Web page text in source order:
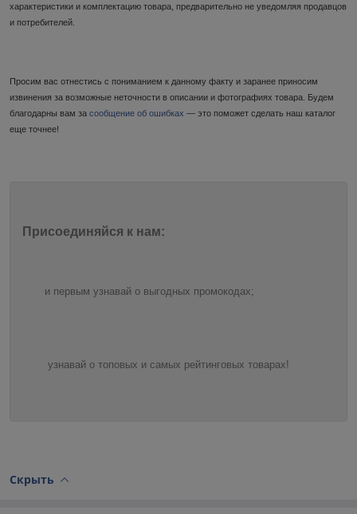
характеристики и комплектацию товара, предварительно не уведомляя продавцов
и потребителей.
Просим вас отнестись с пониманием к данному факту и заранее приносим
извинения за возможные неточности в описании и фотографиях товара. Будем
благодарны вам за сообщение об ошибках — это поможет сделать наш каталог
еще точнее!
Присоединяйся к нам:
и первым узнавай о выгодных промокодах;
узнавай о топовых и самых рейтинговых товарах!
Скрыть